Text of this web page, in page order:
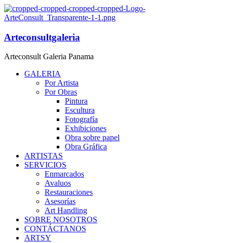
Arteconsultgaleria
Arteconsult Galeria Panama
GALERIA
Por Artista
Por Obras
Pintura
Escultura
Fotografía
Exhibiciones
Obra sobre papel
Obra Gráfica
ARTISTAS
SERVICIOS
Enmarcados
Avaluos
Restauraciones
Asesorías
Art Handling
SOBRE NOSOTROS
CONTÁCTANOS
ARTSY